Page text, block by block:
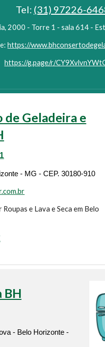
Tel: (31) 97226-
2000 - Torre 1 - sala 614 -
https://
https://g.page/r/
de Geladeira e
- MG - CEP. 30180-910
e Lava e Seca em Belo
BH
- Belo Horizonte -